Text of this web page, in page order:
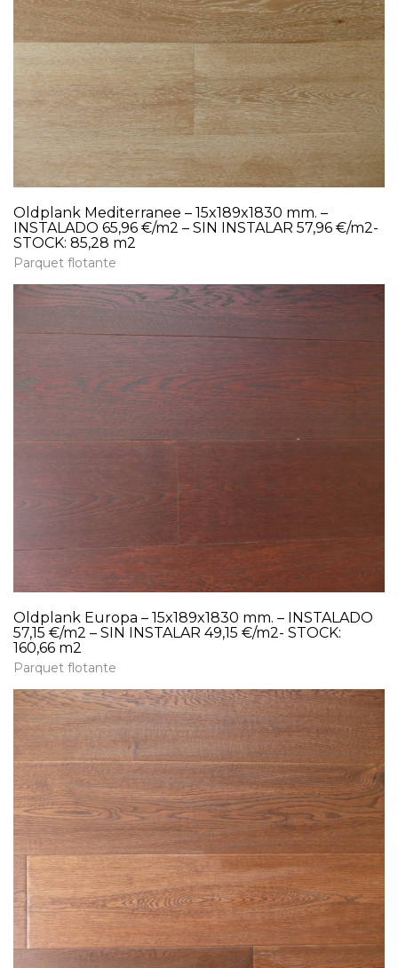
Oldplank Mediterranee – 15x189x1830 mm. –
INSTALADO 65,96 €/m2 – SIN INSTALAR 57,96 €/m2-
STOCK: 85,28 m2
Parquet flotante
Oldplank Europa – 15x189x1830 mm. – INSTALADO
57,15 €/m2 – SIN INSTALAR 49,15 €/m2- STOCK:
160,66 m2
Parquet flotante